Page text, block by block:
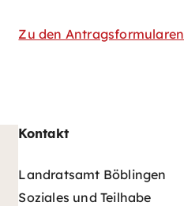
Zu den Antragsformularen
Kontakt
Landratsamt Böblingen
Soziales und Teilhabe